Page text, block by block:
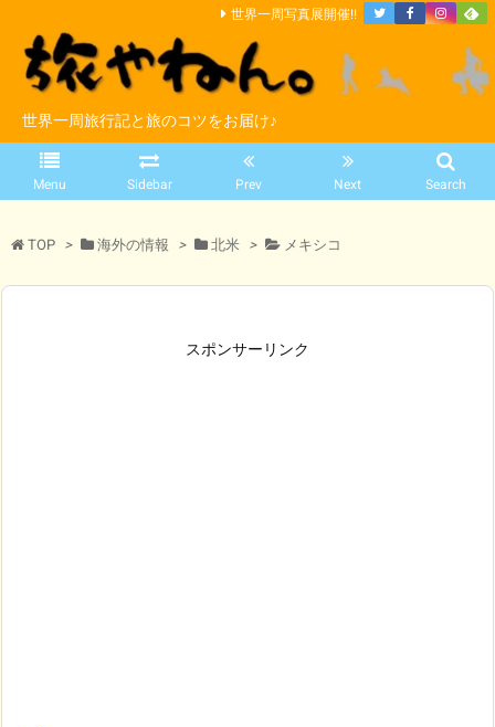
世界一周旅行記と旅のコツをお届け♪
Menu Sidebar Prev Next Search
世界一周写真展開催!!
TOP > 海外の情報 > 北米 > メキシコ
スポンサーリンク